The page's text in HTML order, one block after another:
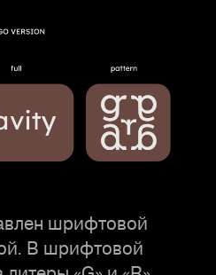
шрифтовой
В шрифтовой